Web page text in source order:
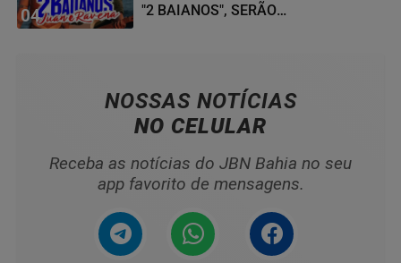
04
"2 BAIANOS", SERÃO
NOSSAS NOTÍCIAS
NO CELULAR
Receba as notícias do JBN Bahia no seu
app favorito de mensagens.